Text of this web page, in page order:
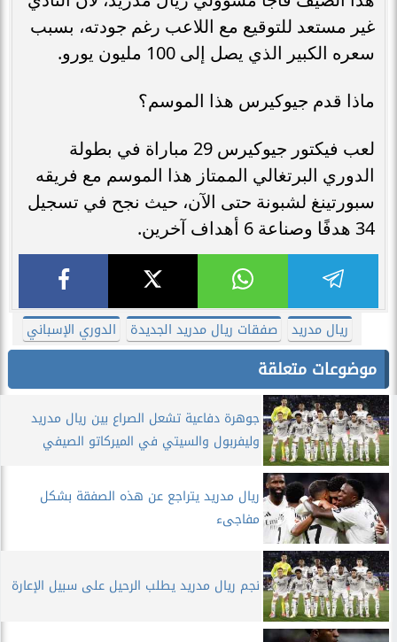
غير مستعد للتوقيع مع اللاعب رغم جودته، بسبب
سعره الكبير الذي يصل إلى 100 مليون يورو.
ماذا قدم جيوكيرس هذا الموسم؟
لعب فيكتور جيوكيرس 29 مباراة في بطولة
الدوري البرتغالي الممتاز هذا الموسم مع فريقه
سبورتينغ لشبونة حتى الآن، حيث نجح في تسجيل
34 هدفًا وصناعة 6 أهداف آخرين.
ريال مدريد صفقات ريال مدريد الجديدة الدوري الإسباني
موضوعات متعلقة
جوهرة دفاعية تشعل الصراع بين ريال مدريد
وليفربول والسيتي في الميركاتو الصيفي
ريال مدريد يتراجع عن هذه الصفقة بشكل
مفاجىء
نجم ريال مدريد يطلب الرحيل على سبيل الإعارة